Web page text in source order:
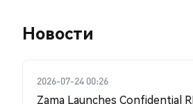
Новости
2026-07-24 00:26
Zama Launches Confidential